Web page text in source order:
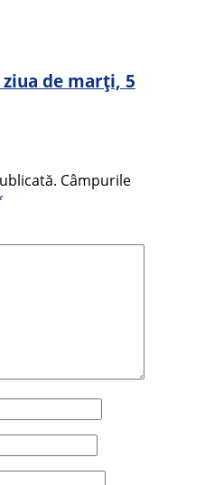
de marți, 5
Câmpurile